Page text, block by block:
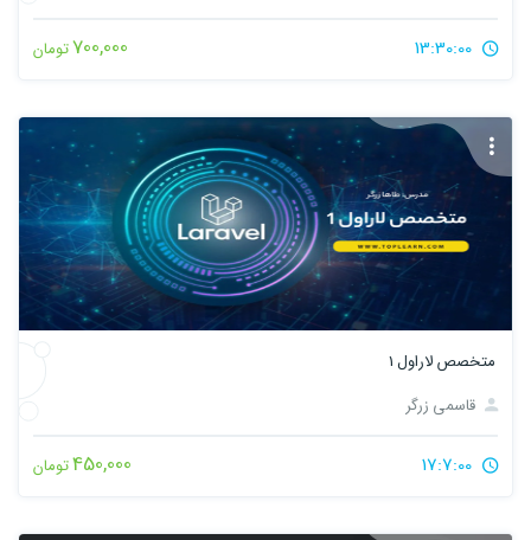
700,000تومان
متخصص لاراول 1
قاسمی زرگر
450,000تومان